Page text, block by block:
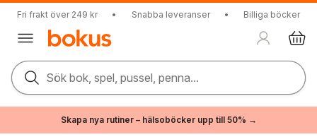
Fri frakt över 249 kr • Snabba leveranser • Billiga böcker
Sök bok, spel, pussel, penna...
Skapa nya rutiner – hälsoböcker upp till 50% →